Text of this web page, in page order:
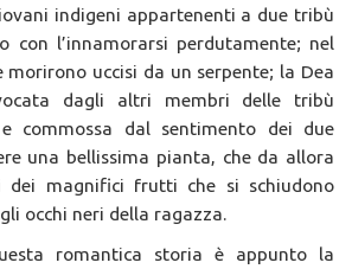
indigeni appartenenti a due tribù
con l’innamorarsi perdutamente; nel
uccisi da un serpente; la Dea
dagli altri membri delle tribù
commossa dal sentimento dei due
una bellissima pianta, che da allora
dei magnifici frutti che si schiudono
occhi neri della ragazza.
romantica storia è appunto la